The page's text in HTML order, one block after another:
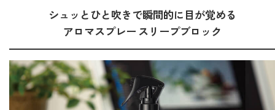
どこでも
アロミック・エアープラス
アロミック・フロー
ルーティンアロマ
虫除け
アンチバグプレミアム
お電話でのご注文
0120-201-074
シュッとひと吹きで瞬間的に目が覚める
アロマスプレー スリープブロック